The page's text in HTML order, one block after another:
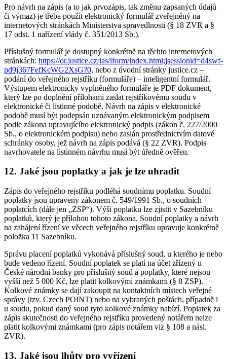
Pro návrh na zápis (a to jak prvozápis, tak změnu zapsaných údajů
či výmaz) je třeba použít elektronický formulář zveřejněný na
internetových stránkách Ministerstva spravedlnosti (§ 18 ZVR a §
17 odst. 1 nařízení vlády č. 351/2013 Sb.).
Příslušný formulář je dostupný konkrétně na těchto internetových
stránkách: https://or.justice.cz/ias/iform/index.html;jsessionid=d4swf-
pd9j367FefKcWG2XsG?0, nebo z úvodní stránky justice.cz –
podání do veřejného rejstříku (formuláře) – inteligentní formulář.
Výstupem elektronicky vyplněného formuláře je PDF dokument,
který lze po doplnění přílohami zaslat rejstříkovému soudu v
elektronické či listinné podobě. Návrh na zápis v elektronické
podobě musí být podepsán uznávaným elektronickým podpisem
podle zákona upravujícího elektronický podpis (zákon č. 227/2000
Sb., o elektronickém podpisu) nebo zaslán prostřednictvím datové
schránky osoby, jež návrh na zápis podává (§ 22 ZVR). Podpis
navrhovatele na listinném návrhu musí být úředně ověřen.
12. Jaké jsou poplatky a jak je lze uhradit
Zápis do veřejného rejstříku podléhá soudnímu poplatku. Soudní
poplatky jsou upraveny zákonem č. 549/1991 Sb., o soudních
poplatcích (dále jen „ZSP“). Výši poplatku lze zjistit v Sazebníku
poplatků, který je přílohou tohoto zákona. Soudní poplatky a návrh
na zahájení řízení ve věcech veřejného rejstříku upravuje konkrétně
položka 11 Sazebníku.
Správu placení poplatků vykonává příslušný soud, u kterého je nebo
bude vedeno řízení. Soudní poplatek se platí na účet zřízený u
České národní banky pro příslušný soud a poplatky, které nejsou
vyšší než 5 000 Kč, lze platit kolkovými známkami (§ 8 ZSP).
Kolkové známky se dají zakoupit na kontaktních místech veřejné
správy (tzv. Czech POINT) nebo na vybraných poštách, případně i
u soudu, pokud daný soud tyto kolkové známky nabízí. Poplatek za
zápis skutečnosti do veřejného rejstříku provedený notářem nelze
platit kolkovými známkami (pro zápis notářem viz § 108 a násl.
ZVR).
13. Jaké jsou lhůty pro vyřízení